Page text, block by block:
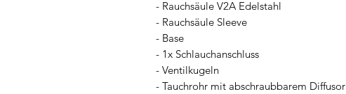
- Rauchsäule V2A Edelstahl
- Rauchsäule Sleeve
- Base
- 1x Schlauchanschluss
- Ventilkugeln
- Tauchrohr mit abschraubbarem Diffusor